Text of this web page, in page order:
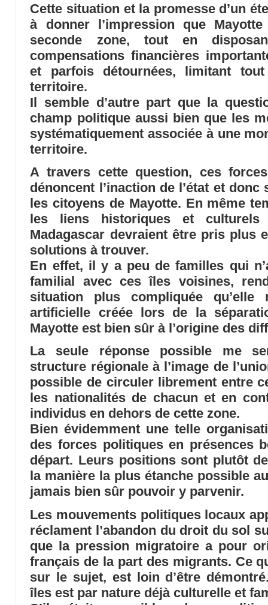
Cette situation et la promesse d’un
à donner l’impression que
seconde zone, tout en
compensations financières
et parfois détournées, limitant
territoire.
Il semble d’autre part que la
champ politique aussi bien que les
systématiquement associée à une
territoire.
A travers cette question, ces
dénoncent l’inaction de l’état et
les citoyens de Mayotte. En même
les liens historiques et
Madagascar devraient être pris plus
solutions à trouver.
En effet, il y a peu de familles qui
familial avec ces îles voisines,
situation plus compliquée qu’elle
artificielle créée lors de la
Mayotte est bien sûr à l’origine des
La seule réponse possible me
structure régionale à l’image de
possible de circuler librement entre
les nationalités de chacun et en
individus en dehors de cette zone.
Bien évidemment une telle
des forces politiques en présences
départ. Leurs positions sont plutôt
la manière la plus étanche possible
jamais bien sûr pouvoir y parvenir.
Les mouvements politiques locaux
réclament l’abandon du droit du sol
que la pression migratoire a pour
français de la part des migrants. Ce
sur le sujet, est loin d’être
îles est par nature déjà culturelle et